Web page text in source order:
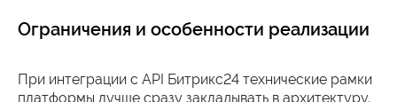
Ограничения и особенности реализации
При интеграции с API Битрикс24 технические рамки
платформы лучше сразу закладывать в архитектуру.